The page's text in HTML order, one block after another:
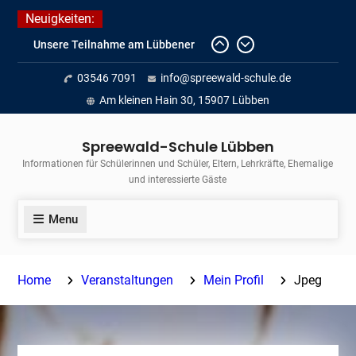
Skip
content
Neuigkeiten:
Unsere Teilnahme am Lübbener
Fortführung des verkürzten
Unterrichts aufgrund der hohen
Temperaturen (22.06. bis
Journalismus hautnah
03546 7091
info@spreewald-schule.de
Am kleinen Hain 30, 15907 Lübben
Spreewald-Schule Lübben
Informationen für Schülerinnen und Schüler, Eltern, Lehrkräfte, Ehemalige
und interessierte Gäste
Menu
Home Veranstaltungen Mein Profil Jpeg